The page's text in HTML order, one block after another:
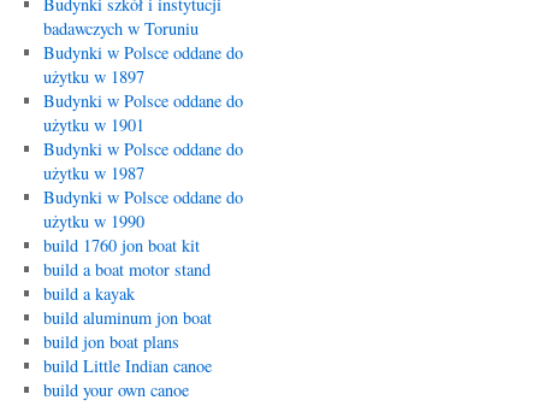
badawczych w Toruniu
Budynki w Polsce oddane do
użytku w 1897
Budynki w Polsce oddane do
użytku w 1901
Budynki w Polsce oddane do
użytku w 1987
Budynki w Polsce oddane do
użytku w 1990
build 1760 jon boat kit
build a boat motor stand
build a kayak
build aluminum jon boat
build jon boat plans
build Little Indian canoe
build your own canoe